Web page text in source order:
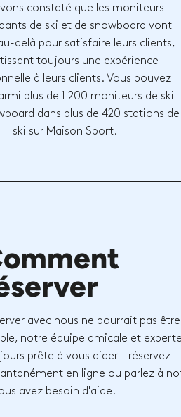
constaté que les moniteurs
de ski et de snowboard vont
delà pour satisfaire leurs clients,
toujours une expérience
à leurs clients. Vous pouvez
plus de 1 200 moniteurs de ski
dans plus de 420 stations de
ski sur Maison Sport.
avec nous ne pourrait pas être
notre équipe amicale et
prête à vous aider - réservez
en ligne ou parlez à
avez besoin d'aide.